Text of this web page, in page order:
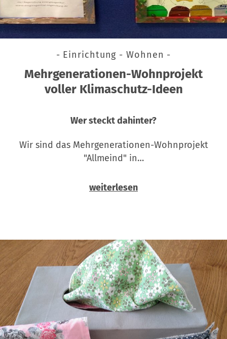
- Einrichtung - Wohnen -
Mehrgenerationen-Wohnprojekt
voller Klimaschutz-Ideen
Wer steckt dahinter?
Wir sind das Mehrgenerationen-Wohnprojekt
"Allmeind" in…
weiterlesen